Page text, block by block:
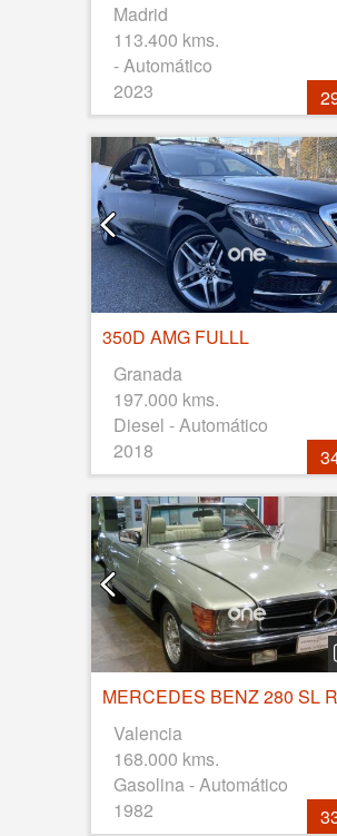
Madrid
113.400 kms.
- Automático
2023
350D AMG FULLL
Granada
197.000 kms.
Diesel - Automático
2018
Valencia
168.000 kms.
Gasolina - Automático
1982